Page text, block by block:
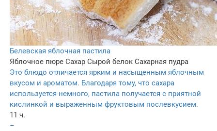
Белевская яблочная пастила
Яблочное пюре Сахар Сырой белок Сахарная пудра
Это блюдо отличается ярким и насыщенным яблочным
вкусом и ароматом. Благодаря тому, что сахара
используется немного, пастила получается с приятной
кислинкой и выраженным фруктовым послевкусием.
11 ч.
–